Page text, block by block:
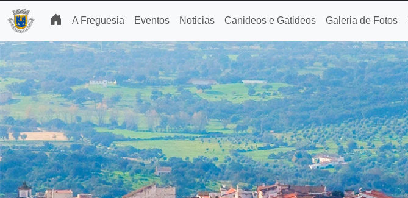
A Freguesia Eventos Noticias Canideos e Gatideos Galeria de Fotos